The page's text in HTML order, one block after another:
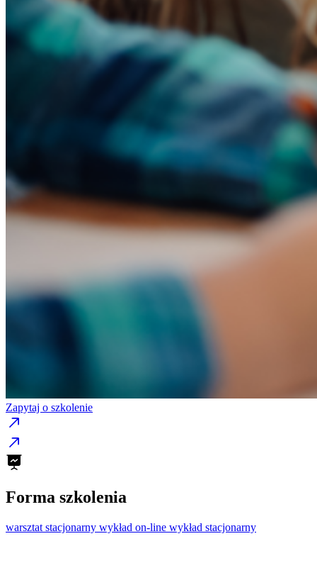
Zapytaj o szkolenie
Forma szkolenia
warsztat stacjonarny wykład on-line wykład stacjonarny